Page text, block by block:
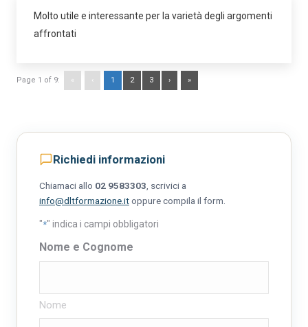
Molto utile e interessante per la varietà degli argomenti
affrontati
Page 1 of 9: « ‹ 1 2 3 › »
Richiedi informazioni
Chiamaci allo 02 9583303 , scrivici a
info@dltformazione.itoppure compila il form.
"*" indica i campi obbligatori
Nome e Cognome
Nome